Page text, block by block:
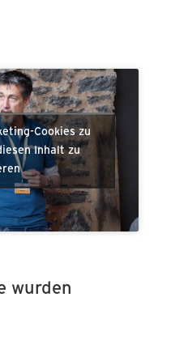
Cookies zu
Inhalt zu
wurden